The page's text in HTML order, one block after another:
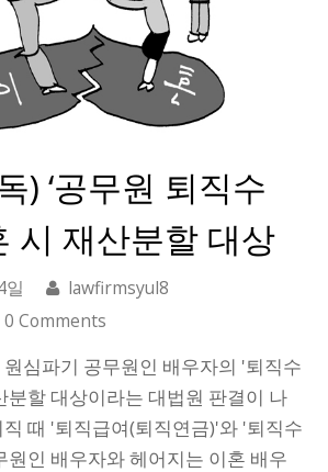
) ‘공무원 퇴직수
시 재산분할 대상
일
lawfirmsyul8
0 Comments
심파기 공무원인 배우자의 '퇴직수
분할 대상이라는 대법원 판결이 나
때 '퇴직급여(퇴직연금)'와 '퇴직수
원인 배우자와 헤어지는 이혼 배우